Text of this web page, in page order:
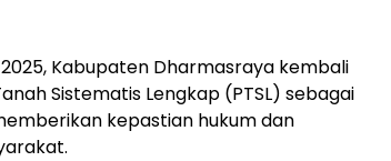
2025, Kabupaten Dharmasraya kembali
Sistematis Lengkap (PTSL) sebagai
kepastian hukum dan